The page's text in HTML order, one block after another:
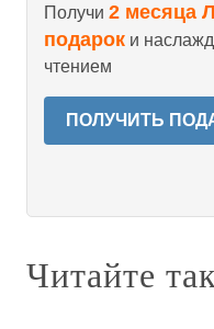
Получи 2 месяца
подарок и
чтением
ПОЛУЧИТЬ
Читайте